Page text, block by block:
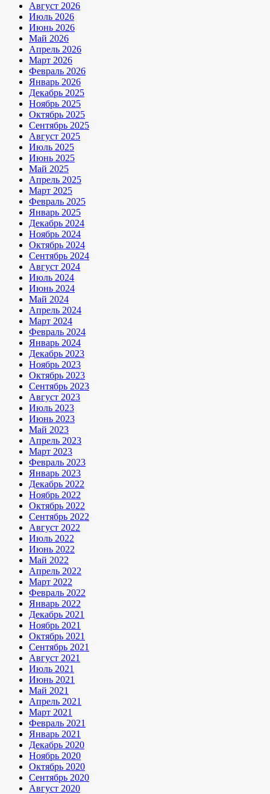
Август 2026
Июль 2026
Июнь 2026
Май 2026
Апрель 2026
Март 2026
Февраль 2026
Январь 2026
Декабрь 2025
Ноябрь 2025
Октябрь 2025
Сентябрь 2025
Август 2025
Июль 2025
Июнь 2025
Май 2025
Апрель 2025
Март 2025
Февраль 2025
Январь 2025
Декабрь 2024
Ноябрь 2024
Октябрь 2024
Сентябрь 2024
Август 2024
Июль 2024
Июнь 2024
Май 2024
Апрель 2024
Март 2024
Февраль 2024
Январь 2024
Декабрь 2023
Ноябрь 2023
Октябрь 2023
Сентябрь 2023
Август 2023
Июль 2023
Июнь 2023
Май 2023
Апрель 2023
Март 2023
Февраль 2023
Январь 2023
Декабрь 2022
Ноябрь 2022
Октябрь 2022
Сентябрь 2022
Август 2022
Июль 2022
Июнь 2022
Май 2022
Апрель 2022
Март 2022
Февраль 2022
Январь 2022
Декабрь 2021
Ноябрь 2021
Октябрь 2021
Сентябрь 2021
Август 2021
Июль 2021
Июнь 2021
Май 2021
Апрель 2021
Март 2021
Февраль 2021
Январь 2021
Декабрь 2020
Ноябрь 2020
Октябрь 2020
Сентябрь 2020
Август 2020